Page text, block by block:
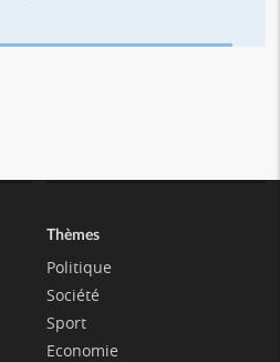
Thèmes
Politique
Société
Sport
Economie